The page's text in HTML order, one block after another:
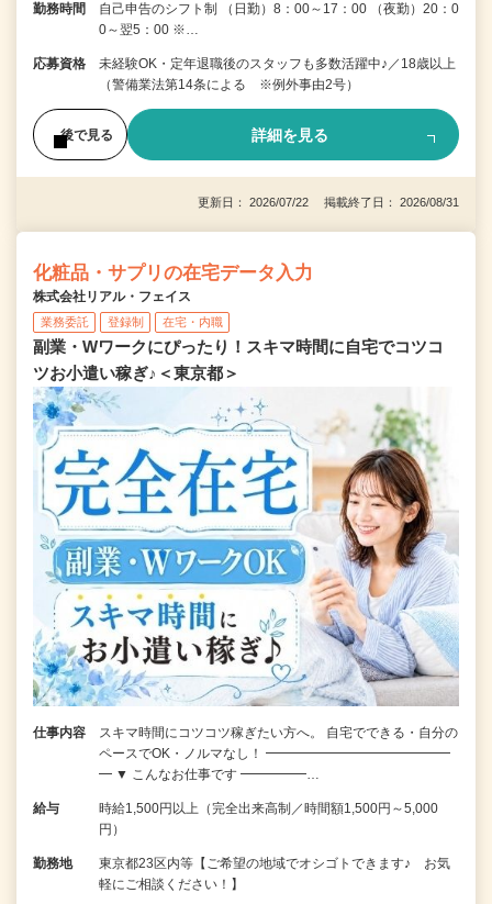
勤務時間
自己申告のシフト制 （日勤）8：00～17：00 （夜勤）20：0
0～翌5：00 ※…
応募資格
未経験OK・定年退職後のスタッフも多数活躍中♪／18歳以上
（警備業法第14条による ※例外事由2号）
後で見る 詳細を見る
更新日： 2026/07/22 掲載終了日： 2026/08/31
化粧品・サプリの在宅データ入力
株式会社リアル・フェイス
業務委託 登録制 在宅・内職
副業・Wワークにぴったり！スキマ時間に自宅でコツコ
ツお小遣い稼ぎ♪＜東京都＞
仕事内容
スキマ時間にコツコツ稼ぎたい方へ。 自宅でできる・自分の
ペースでOK・ノルマなし！ ━━━━━━━━━━━━━━
━ ▼ こんなお仕事です ━━━━━…
給与
時給1,500円以上（完全出来高制／時間額1,500円～5,000
円）
勤務地
東京都23区内等【ご希望の地域でオシゴトできます♪ お気
軽にご相談ください！】